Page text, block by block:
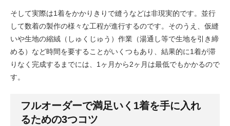
そして実際は1着をかかりきりで縫うなどは非現実的です。並行
して数着の製作の様々な工程が進行するのです。そのうえ、仮縫
いや生地の縮絨（しゅくじゅう）作業（湯通し等で生地を引き締
める）など時間を要することがいくつもあり、結果的に1着が滞
りなく完成するまでには、1ヶ月から2ヶ月は最低でもかかるので
す。
フルオーダーで満足いく1着を手に入れ
るための3つコツ